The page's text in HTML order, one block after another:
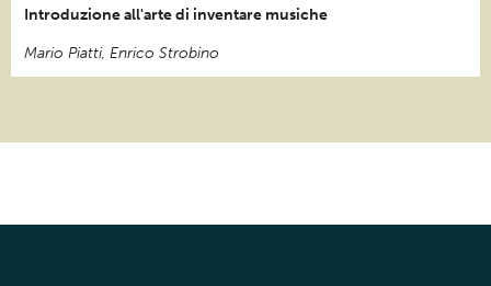
Introduzione all'arte di inventare musiche
Mario Piatti, Enrico Strobino